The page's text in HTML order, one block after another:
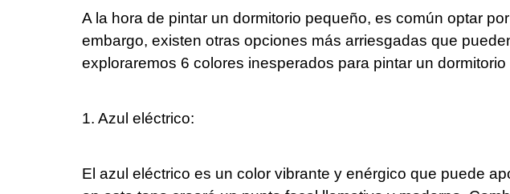
A la hora de pintar un dormitorio pequeño, es común optar
embargo, existen otras opciones más arriesgadas que
exploraremos 6 colores inesperados para pintar un
1. Azul eléctrico:
El azul eléctrico es un color vibrante y enérgico que puede